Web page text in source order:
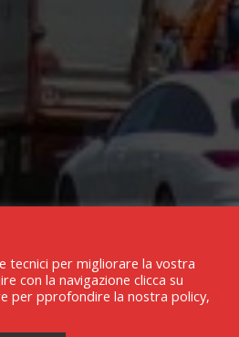
tecnici per migliorare la vostra
con la navigazione clicca su
per pprofondire la nostra policy,